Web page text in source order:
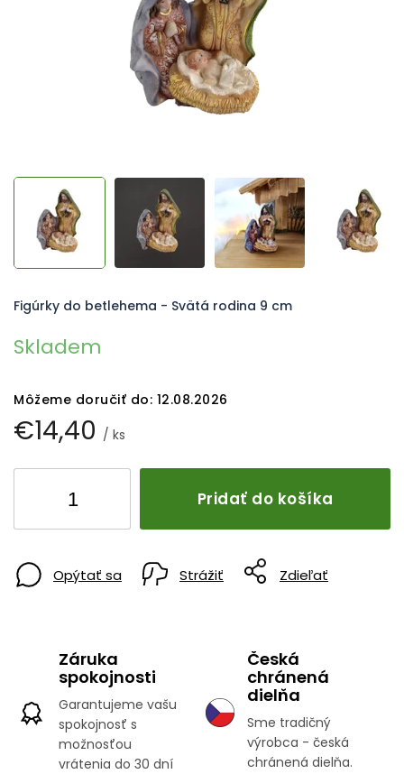
€14,40 / ks
Skladem
Môžeme doručiť do: 12.08.2026
Pridať do košíka
Figúrky do betlehema - Svätá rodina 9 cm
Opýtať sa Strážiť Zdieľať
Záruka
spokojnosti
Garantujeme vašu
spokojnosť s
možnosťou
vrátenia do 30 dní
Česká
chránená
dielňa
Sme tradičný
výrobca - česká
chránená dielňa.